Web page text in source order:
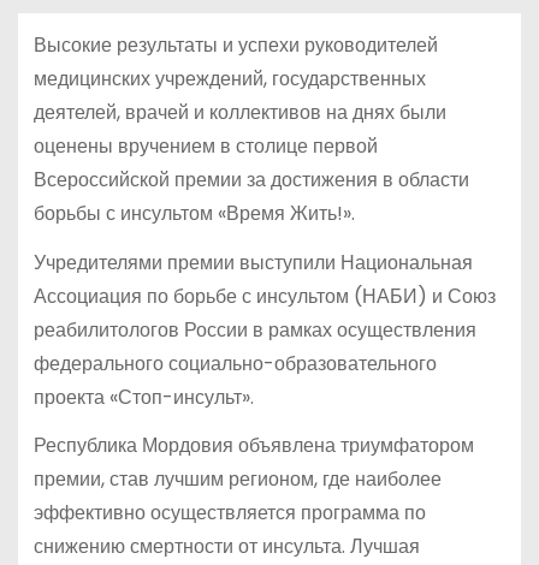
Высокие результаты и успехи руководителей
медицинских учреждений, государственных
деятелей, врачей и коллективов на днях были
оценены вручением в столице первой
Всероссийской премии за достижения в области
борьбы с инсультом «Время Жить!».
Учредителями премии выступили Национальная
Ассоциация по борьбе с инсультом (НАБИ) и Союз
реабилитологов России в рамках осуществления
федерального социально-образовательного
проекта «Стоп-инсульт».
Республика Мордовия объявлена триумфатором
премии, став лучшим регионом, где наиболее
эффективно осуществляется программа по
снижению смертности от инсульта. Лучшая